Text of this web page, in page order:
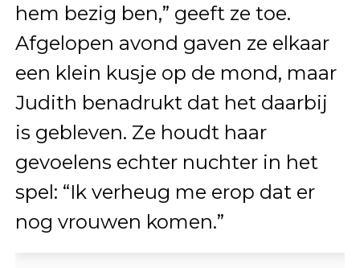
hem bezig ben,” geeft ze toe.
Afgelopen avond gaven ze elkaar
een klein kusje op de mond, maar
Judith benadrukt dat het daarbij
is gebleven. Ze houdt haar
gevoelens echter nuchter in het
spel: “Ik verheug me erop dat er
nog vrouwen komen.”